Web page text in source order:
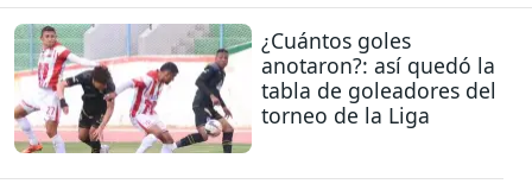
¿Cuántos goles
anotaron?: así quedó la
tabla de goleadores del
torneo de la Liga